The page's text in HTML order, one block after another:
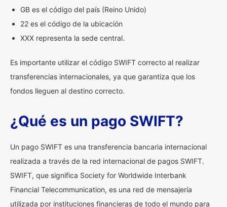
GB es el código del país (Reino Unido)
22 es el código de la ubicación
XXX representa la sede central.
Es importante utilizar el código SWIFT correcto al realizar
transferencias internacionales, ya que garantiza que los
fondos lleguen al destino correcto.
¿Qué es un pago SWIFT?
Un pago SWIFT es una transferencia bancaria internacional
realizada a través de la red internacional de pagos SWIFT.
SWIFT, que significa Society for Worldwide Interbank
Financial Telecommunication, es una red de mensajería
utilizada por instituciones financieras de todo el mundo para